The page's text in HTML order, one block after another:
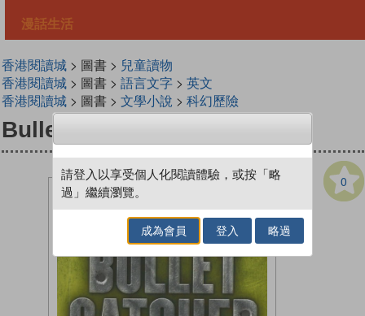
漫話生活
香港閱讀城> 圖書 > 兒童讀物
香港閱讀城> 圖書 > 語言文字> 英文
香港閱讀城> 圖書 > 文學小說 > 科幻歷險
Bullet Catcher
0
請登入以享受個人化閱讀體驗，或按「略
過」繼續瀏覽。
成為會員 登入 略過